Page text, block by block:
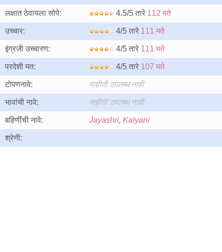
लक्षात ठेवायला सोपे: 4.5/5 तारे 112 मते
उच्चार: 4/5 तारे 111 मते
इंग्रजी उच्चारण: 4/5 तारे 111 मते
परदेशी मत: 4/5 तारे 107 मते
टोपणनावे: माहीती उपलब्ध नाही
भावांची नावे: माहीती उपलब्ध नाही
बहिणींची नावे: Jayashri, Kalyani
श्रेणी: